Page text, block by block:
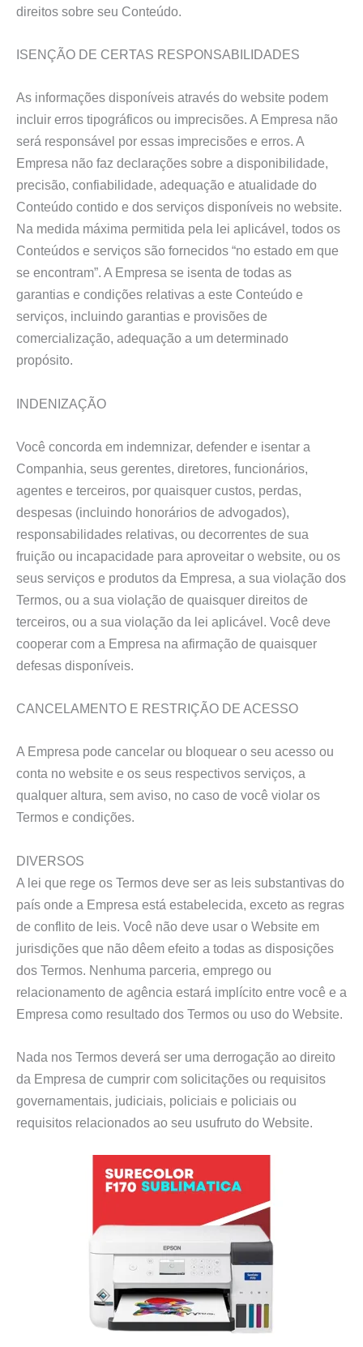
direitos sobre seu Conteúdo.
ISENÇÃO DE CERTAS RESPONSABILIDADES
As informações disponíveis através do website podem
incluir erros tipográficos ou imprecisões. A Empresa não
será responsável por essas imprecisões e erros. A
Empresa não faz declarações sobre a disponibilidade,
precisão, confiabilidade, adequação e atualidade do
Conteúdo contido e dos serviços disponíveis no website.
Na medida máxima permitida pela lei aplicável, todos os
Conteúdos e serviços são fornecidos “no estado em que
se encontram”. A Empresa se isenta de todas as
garantias e condições relativas a este Conteúdo e
serviços, incluindo garantias e provisões de
comercialização, adequação a um determinado
propósito.
INDENIZAÇÃO
Você concorda em indemnizar, defender e isentar a
Companhia, seus gerentes, diretores, funcionários,
agentes e terceiros, por quaisquer custos, perdas,
despesas (incluindo honorários de advogados),
responsabilidades relativas, ou decorrentes de sua
fruição ou incapacidade para aproveitar o website, ou os
seus serviços e produtos da Empresa, a sua violação dos
Termos, ou a sua violação de quaisquer direitos de
terceiros, ou a sua violação da lei aplicável. Você deve
cooperar com a Empresa na afirmação de quaisquer
defesas disponíveis.
CANCELAMENTO E RESTRIÇÃO DE ACESSO
A Empresa pode cancelar ou bloquear o seu acesso ou
conta no website e os seus respectivos serviços, a
qualquer altura, sem aviso, no caso de você violar os
Termos e condições.
DIVERSOS
A lei que rege os Termos deve ser as leis substantivas do
país onde a Empresa está estabelecida, exceto as regras
de conflito de leis. Você não deve usar o Website em
jurisdições que não dêem efeito a todas as disposições
dos Termos. Nenhuma parceria, emprego ou
relacionamento de agência estará implícito entre você e a
Empresa como resultado dos Termos ou uso do Website.
Nada nos Termos deverá ser uma derrogação ao direito
da Empresa de cumprir com solicitações ou requisitos
governamentais, judiciais, policiais e policiais ou
requisitos relacionados ao seu usufruto do Website.